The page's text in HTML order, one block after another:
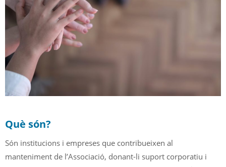
Què són?
Són institucions i empreses que contribueixen al
manteniment de l’Associació, donant-li suport corporatiu i